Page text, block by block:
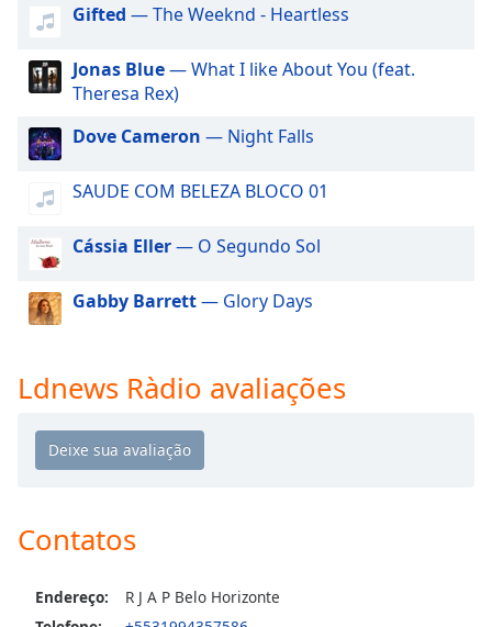
modal
Beginning
dialog
Escape
cancel
close
Text
Text
Color
Gifted — The Weeknd - Heartless
Jonas Blue— What I like About You (feat.
Theresa Rex)
Dove Cameron — Night Falls
SAUDE COM BELEZA BLOCO 01
Cássia Eller— O Segundo Sol
Gabby Barrett— Glory Days
Ldnews Ràdio avaliações
Contatos
Endereço:
R J A P Belo Horizonte